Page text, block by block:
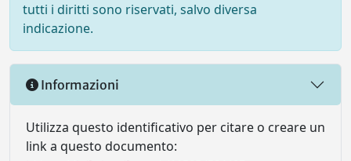
tutti i diritti sono riservati, salvo diversa
indicazione.
Informazioni
Utilizza questo identificativo per citare o creare un
link a questo documento: